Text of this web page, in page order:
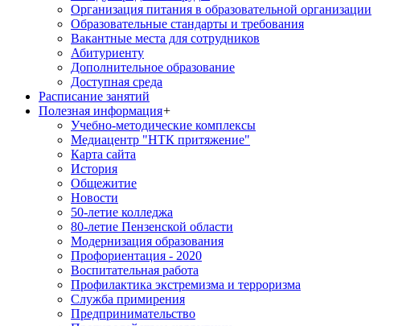
Организация питания в образовательной организации
Образовательные стандарты и требования
Вакантные места для сотрудников
Абитуриенту
Дополнительное образование
Доступная среда
Расписание занятий
Полезная информация+
Учебно-методические комплексы
Медиацентр "НТК притяжение"
Карта сайта
История
Общежитие
Новости
50-летие колледжа
80-летие Пензенской области
Модернизация образования
Профориентация - 2020
Воспитательная работа
Профилактика экстремизма и терроризма
Служба примирения
Предпринимательство